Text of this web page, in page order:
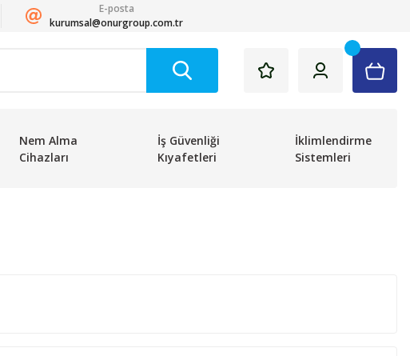
E-posta
kurumsal@onurgroup.com.tr
Nem Alma
Cihazları
İş Güvenliği
Kıyafetleri
İklimlendirme
Sistemleri